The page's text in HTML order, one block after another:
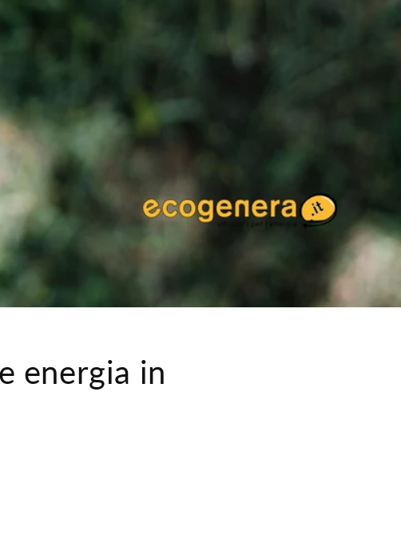
energia in